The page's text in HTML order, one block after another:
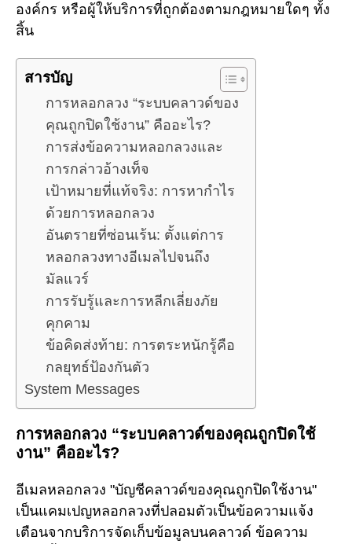
องค์กร หรือผู้ให้บริการที่ถูกต้องตามกฎหมายใดๆ ทั้ง
สิ้น
สารบัญ
การหลอกลวง “ระบบคลาวด์ของ
คุณถูกปิดใช้งาน” คืออะไร?
การส่งข้อความหลอกลวงและ
การกล่าวอ้างเท็จ
เป้าหมายที่แท้จริง: การหากำไร
ด้วยการหลอกลวง
อันตรายที่ซ่อนเร้น: ตั้งแต่การ
หลอกลวงทางอีเมลไปจนถึง
มัลแวร์
การรับรู้และการหลีกเลี่ยงภัย
คุกคาม
ข้อคิดส่งท้าย: การตระหนักรู้คือ
กลยุทธ์ป้องกันตัว
System Messages
การหลอกลวง “ระบบคลาวด์ของคุณถูกปิดใช้
งาน” คืออะไร?
อีเมลหลอกลวง "บัญชีคลาวด์ของคุณถูกปิดใช้งาน"
เป็นแคมเปญหลอกลวงที่ปลอมตัวเป็นข้อความแจ้ง
เตือนจากบริการจัดเก็บข้อมูลบนคลาวด์ ข้อความ